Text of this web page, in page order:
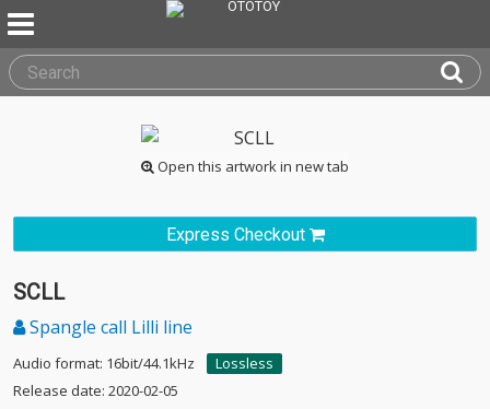
Open this artwork in new tab
Express Checkout
SCLL
Spangle call Lilli line
Audio format: 16bit/44.1kHz
Lossless
Release date: 2020-02-05